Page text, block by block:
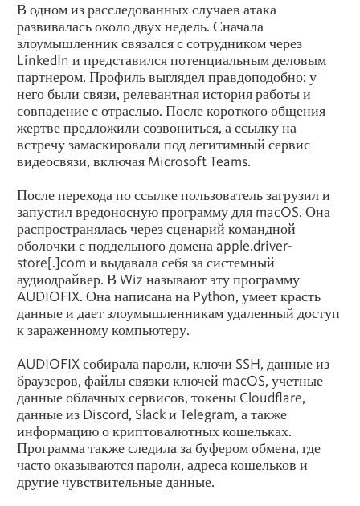
В одном из расследованных случаев атака
развивалась около двух недель. Сначала
злоумышленник связался с сотрудником через
LinkedIn и представился потенциальным деловым
партнером. Профиль выглядел правдоподобно: у
него были связи, релевантная история работы и
совпадение с отраслью. После короткого общения
жертве предложили созвониться, а ссылку на
встречу замаскировали под легитимный сервис
видеосвязи, включая Microsoft Teams.
После перехода по ссылке пользователь загрузил и
запустил вредоносную программу для macOS. Она
распространялась через сценарий командной
оболочки с поддельного домена apple.driver-
store[.]com и выдавала себя за системный
аудиодрайвер. В Wiz называют эту программу
AUDIOFIX. Она написана на Python, умеет красть
данные и дает злоумышленникам удаленный доступ
к зараженному компьютеру.
AUDIOFIX собирала пароли, ключи SSH, данные из
браузеров, файлы связки ключей macOS, учетные
данные облачных сервисов, токены Cloudflare,
данные из Discord, Slack и Telegram, а также
информацию о криптовалютных кошельках.
Программа также следила за буфером обмена, где
часто оказываются пароли, адреса кошельков и
другие чувствительные данные.